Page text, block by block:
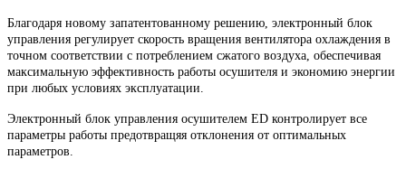
Благодаря новому запатентованному решению, электронный блок
управления регулирует скорость вращения вентилятора охлаждения в
точном соответствии с потреблением сжатого воздуха, обеспечивая
максимальную эффективность работы осушителя и экономию энергии
при любых условиях эксплуатации.
Электронный блок управления осушителем ED контролирует все
параметры работы предотвращяя отклонения от оптимальных
параметров.